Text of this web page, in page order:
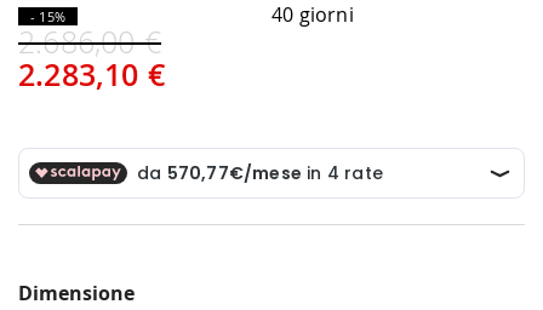
2.283,10 €
2.686,00 €
- 15% 40 giorni
Dimensione